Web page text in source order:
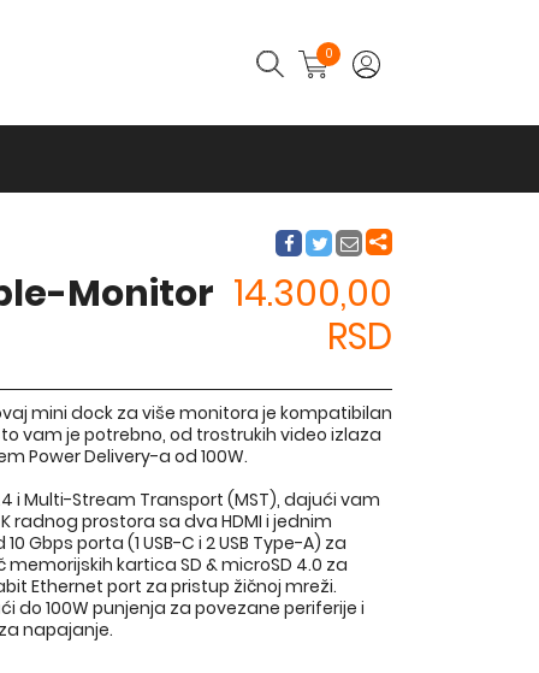
0
Monitor 14.300,00
RSD
mini dock za više monitora je kompatibilan
vam je potrebno, od trostrukih video izlaza
Power Delivery-a od 100W.
i Multi-Stream Transport (MST), dajući vam
prostora sa dva HDMI i jednim
Gbps porta (1 USB-C i 2 USB Type-A) za
kartica SD & microSD 4.0 za
Ethernet port za pristup žičnoj mreži.
do 100W punjenja za povezane periferije i
napajanje.